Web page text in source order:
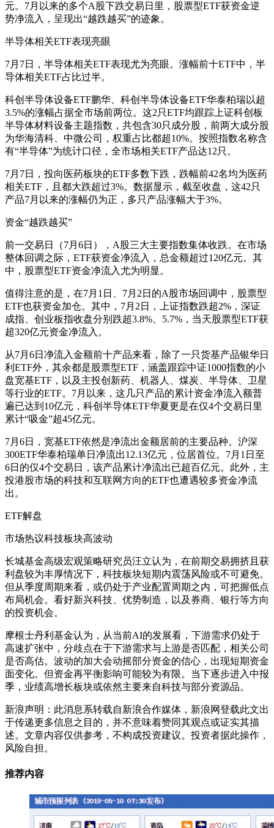
元。7月以来的多个A股下跌交易日里，股票型ETF获资金逆
势净流入，呈现出“越跌越买”的迹象。
半导体相关ETF表现亮眼
7月7日，半导体相关ETF表现尤为亮眼。涨幅前十ETF中，半
导体相关ETF占比过半。
科创半导体设备ETF鹏华、科创半导体设备ETF华泰柏瑞以超
3.5%的涨幅占据全市场前两位。这2只ETF均跟踪上证科创板
半导体材料设备主题指数，共包含30只成分股，前两大成分股
为华海清科、中微公司，权重占比都超10%。按照指数名称含
有“半导体”为统计口径，全市场相关ETF产品达12只。
7月7日，投向医药板块的ETF多数下跌，跌幅前42名均为医药
相关ETF，且都大跌超过3%。数据显示，截至收盘，这42只
产品7月以来的涨幅仍为正，多只产品涨幅大于3%。
资金“越跌越买”
前一交易日（7月6日），A股三大主要指数集体收跌。在市场
整体回调之际，ETF获资金净流入，总金额超过120亿元。其
中，股票型ETF资金净流入尤为明显。
值得注意的是，在7月1日、7月2日的A股市场回调中，股票型
ETF也获资金加仓。其中，7月2日，上证指数跌超2%，深证
成指、创业板指收盘分别跌超3.8%、5.7%，当天股票型ETF获
超320亿元资金净流入。
从7月6日净流入金额前十产品来看，除了一只货基产品银华日
利ETF外，其余都是股票型ETF，涵盖跟踪中证1000指数的小
盘宽基ETF，以及主投创新药、机器人、煤炭、半导体、卫星
等行业的ETF。7月以来，这几只产品的累计资金净流入额普
遍已达到10亿元，科创半导体ETF华夏更是在仅4个交易日里
累计“吸金”超45亿元。
7月6日，宽基ETF依然是净流出金额居前的主要品种。沪深
300ETF华泰柏瑞单日净流出12.13亿元，位居首位。7月1日至
6日的仅4个交易日，该产品累计净流出已超百亿元。此外，主
投港股市场的科技和互联网方向的ETF也遭遇较多资金净流
出。
ETF解盘
市场热议科技板块高波动
长城基金高级宏观策略研究员汪立认为，在前期交易拥挤且获
利盘较为丰厚情况下，科技板块短期内震荡风险或不可避免。
但从季度周期来看，或仍处于产业配置周期之内，可把握低点
布局机会。看好新兴科技、优势制造，以及券商、银行等方向
的投资机会。
摩根士丹利基金认为，从当前AI的发展看，下游需求仍处于
高速扩张中，分歧点在于下游需求与上游是否匹配，相关公司
是否高估。波动的加大会动摇部分资金的信心，出现短期资金
面变化。但资金再平衡影响可能较为有限。当下逐步进入中报
季，业绩高增长板块或依然主要来自科技与部分资源品。
新浪声明：此消息系转载自新浪合作媒体，新浪网登载此文出
于传递更多信息之目的，并不意味着赞同其观点或证实其描
述。文章内容仅供参考，不构成投资建议。投资者据此操作，
风险自担。
推荐内容